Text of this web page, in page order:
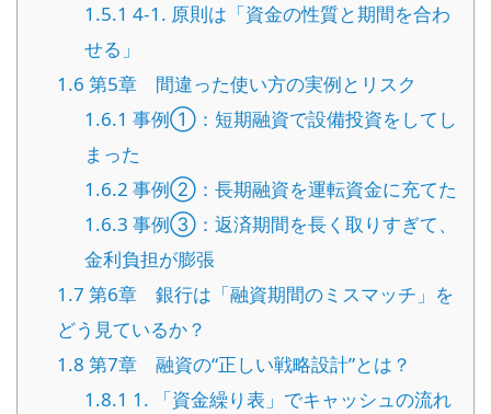
1.5.1 4-1. 原則は「資金の性質と期間を合わ
せる」
1.6 第5章 間違った使い方の実例とリスク
1.6.1 事例①：短期融資で設備投資をしてし
まった
1.6.2 事例②：長期融資を運転資金に充てた
1.6.3 事例③：返済期間を長く取りすぎて、
金利負担が膨張
1.7 第6章 銀行は「融資期間のミスマッチ」を
どう見ているか？
1.8 第7章 融資の“正しい戦略設計”とは？
1.8.1 1. 「資金繰り表」でキャッシュの流れ